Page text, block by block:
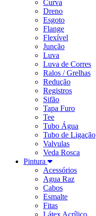
Curva
Dreno
Esgoto
Flange
Flexível
Junção
Luva
Luva de Corres
Ralos / Grelhas
Redução
Registros
Sifão
Tapa Furo
Tee
Tubo Água
Tubo de Ligação
Valvulas
Veda Rosca
Pintura
Acessórios
Agua Raz
Cabos
Esmalte
Fitas
Látex Acrílico